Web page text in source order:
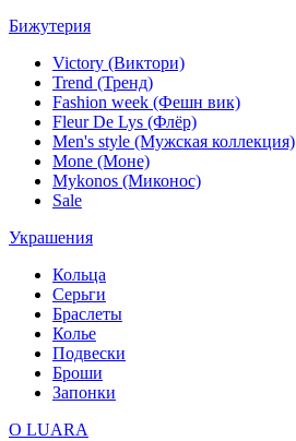
Бижутерия
Victory (Виктори)
Trend (Тренд)
Fashion week (Фешн вик)
Fleur De Lys (Флёр)
Men's style (Мужская коллекция)
Mone (Моне)
Mykonos (Миконос)
Sale
Украшения
Кольца
Серьги
Браслеты
Колье
Подвески
Броши
Запонки
О LUARA